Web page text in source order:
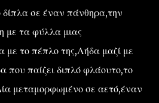
σε έναν πάνθηρα,την
με τα φύλλα μιας
με το πέπλο της,Λήδα μαζί με
που παίζει διπλό φλάουτο,το
μεταμορφωμένο σε αετό,έναν